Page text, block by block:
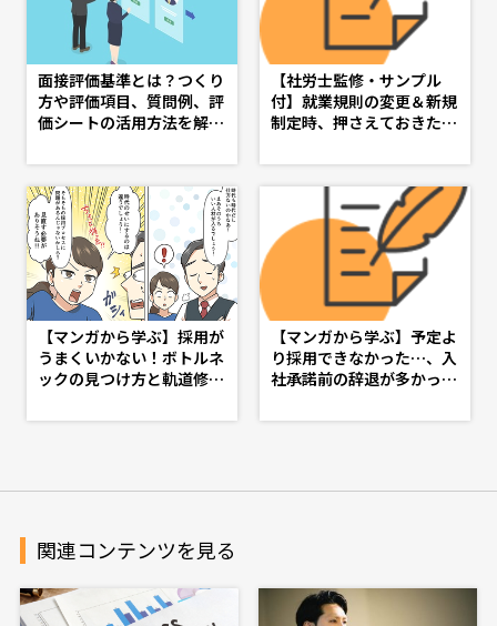
て」と、すごく緻密に計画を立て、常に念頭に置かれているの
かと思っていましたから。
面接評価基準とは？つくり
方や評価項目、質問例、評
価シートの活用方法を解説
想の人事へ、ショートカッ
ト
【社労士監修・サンプル
付】就業規則の変更＆新規
制定時、押さえておきたい
（dsj）- 理想の人事へ、シ
ョートカット
【マンガから学ぶ】採用が
うまくいかない！ボトルネ
ックの見つけ方と軌道修正
【マンガから学ぶ】予定よ
り採用できなかった…、入
社承諾前の辞退が多かっ
見直し・入社承諾フォロー
関連コンテンツを見る